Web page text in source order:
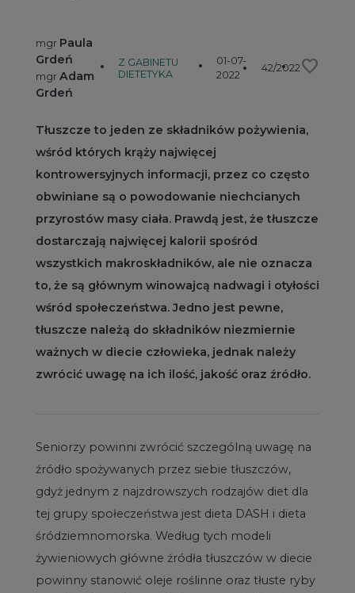
mgr Paula
Grdeń
mgr Adam
Grdeń
Z GABINETU
DIETETYKA
01-07-
2022
42/2022favorite
Tłuszcze to jeden ze składników pożywienia,
wśród których krąży najwięcej
kontrowersyjnych informacji, przez co często
obwiniane są o powodowanie niechcianych
przyrostów masy ciała. Prawdą jest, że tłuszcze
dostarczają najwięcej kalorii spośród
wszystkich makroskładników, ale nie oznacza
to, że są głównym winowajcą nadwagi i otyłości
wśród społeczeństwa. Jedno jest pewne,
tłuszcze należą do składników niezmiernie
ważnych w diecie człowieka, jednak należy
zwrócić uwagę na ich ilość, jakość oraz źródło.
Seniorzy powinni zwrócić szczególną uwagę na
źródło spożywanych przez siebie tłuszczów,
gdyż jednym z najzdrowszych rodzajów diet dla
tej grupy społeczeństwa jest dieta DASH i dieta
śródziemnomorska. Według tych modeli
żywieniowych główne źródła tłuszczów w diecie
powinny stanowić oleje roślinne oraz tłuste ryby